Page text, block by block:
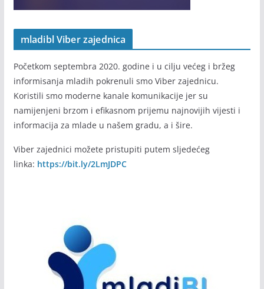
mladibl Viber zajednica
Početkom septembra 2020. godine i u cilju većeg i bržeg
informisanja mladih pokrenuli smo Viber zajednicu.
Koristili smo moderne kanale komunikacije jer su
namijenjeni brzom i efikasnom prijemu najnovijih vijesti i
informacija za mlade u našem gradu, a i šire.
Viber zajednici možete pristupiti putem sljedećeg
linka: https://bit.ly/2LmJDPC